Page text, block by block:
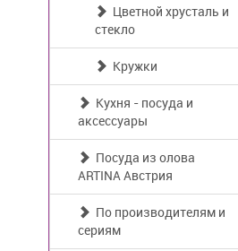
Цветной хрусталь и
стекло
Кружки
Кухня - посуда и
аксессуары
Посуда из олова
ARTINA Австрия
По производителям и
сериям